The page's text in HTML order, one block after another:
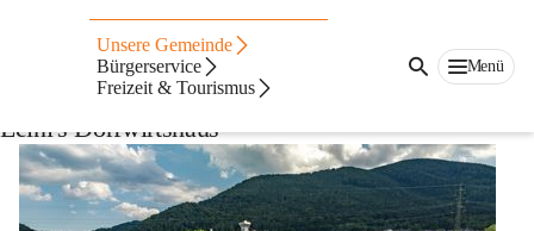
Unsere Gemeinde
Bürgerservice
Freizeit & Tourismus
Menü
Gastronomie
Leini's Dorfwirtshaus